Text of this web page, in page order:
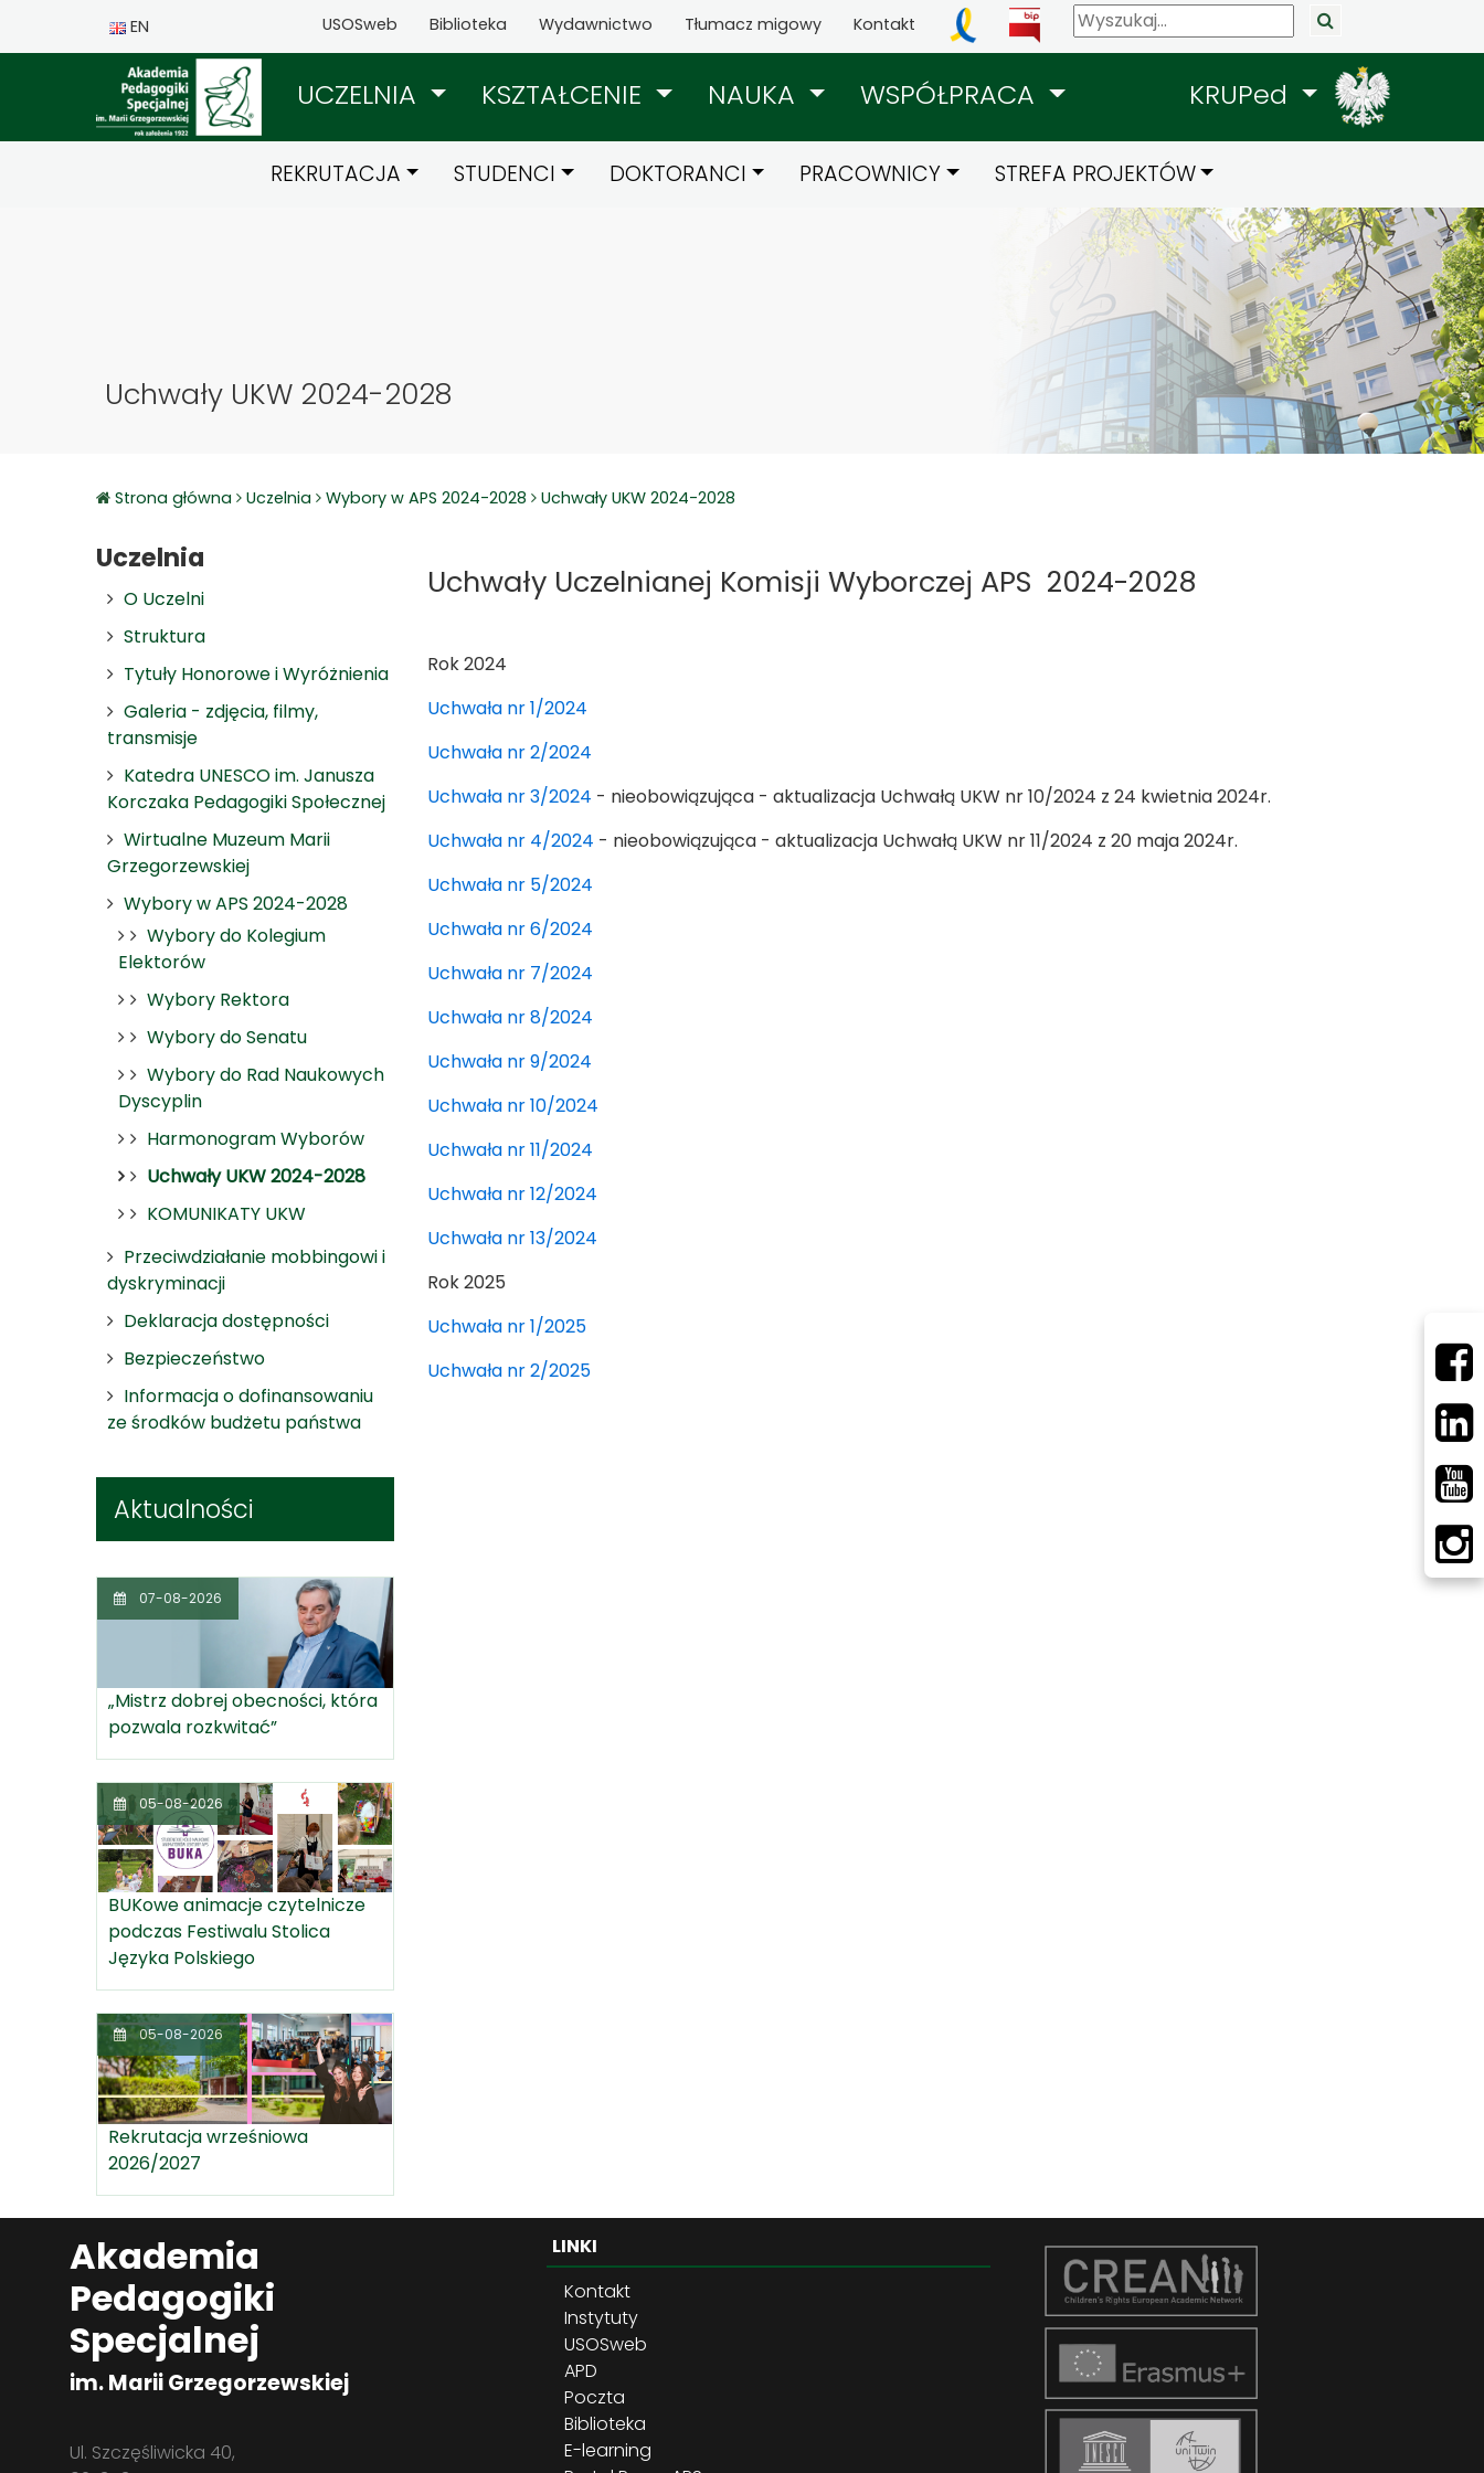
EN USOSweb Biblioteka Wydawnictwo Tłumacz migowy Kontakt
UCZELNIA KSZTAŁCENIE NAUKA WSPÓŁPRACA KRUPed
REKRUTACJA STUDENCI DOKTORANCI PRACOWNICY STREFA PROJEKTÓW
Uchwały UKW 2024-2028
Strona główna Uczelnia Wybory w APS 2024-2028 Uchwały UKW 2024-2028
Uczelnia
O Uczelni
Struktura
Tytuły Honorowe i Wyróżnienia
Galeria - zdjęcia, filmy,
transmisje
Katedra UNESCO im. Janusza
Korczaka Pedagogiki Społecznej
Wirtualne Muzeum Marii
Grzegorzewskiej
Wybory w APS 2024-2028
Wybory do Kolegium
Elektorów
Wybory Rektora
Wybory do Senatu
Wybory do Rad Naukowych
Dyscyplin
Harmonogram Wyborów
Uchwały UKW 2024-2028
KOMUNIKATY UKW
Przeciwdziałanie mobbingowi i
dyskryminacji
Deklaracja dostępności
Bezpieczeństwo
Informacja o dofinansowaniu
ze środków budżetu państwa
Aktualności
07-08-2026
„Mistrz dobrej obecności, która
pozwala rozkwitać”
05-08-2026
BUKowe animacje czytelnicze
podczas Festiwalu Stolica
Języka Polskiego
05-08-2026
Rekrutacja wrześniowa
2026/2027
Uchwały Uczelnianej Komisji Wyborczej APS 2024-2028
Rok 2024
Uchwała nr 1/2024
Uchwała nr 2/2024
Uchwała nr 3/2024 - nieobowiązująca - aktualizacja Uchwałą UKW nr 10/2024 z 24 kwietnia 2024r.
Uchwała nr 4/2024 - nieobowiązująca - aktualizacja Uchwałą UKW nr 11/2024 z 20 maja 2024r.
Uchwała nr 5/2024
Uchwała nr 6/2024
Uchwała nr 7/2024
Uchwała nr 8/2024
Uchwała nr 9/2024
Uchwała nr 10/2024
Uchwała nr 11/2024
Uchwała nr 12/2024
Uchwała nr 13/2024
Rok 2025
Uchwała nr 1/2025
Uchwała nr 2/2025
Akademia
Pedagogiki
Specjalnej
im. Marii Grzegorzewskiej
Ul. Szczęśliwicka 40,
LINKI
Kontakt
Instytuty
USOSweb
APD
Poczta
Biblioteka
E-learning